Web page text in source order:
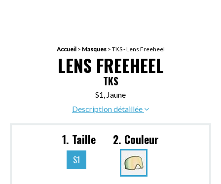
Accueil> Masques> TKS - Lens Freeheel
LENS FREEHEEL
TKS
S1, Jaune
Description détaillée
1. Taille
S1
2. Couleur